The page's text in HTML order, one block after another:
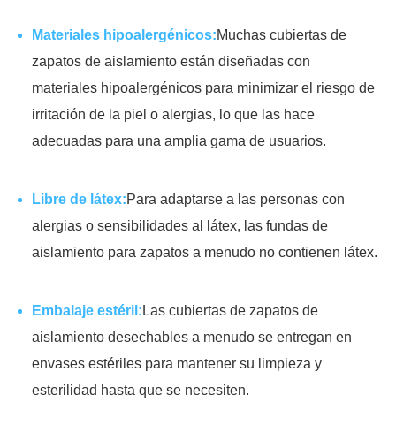
Materiales hipoalergénicos:Muchas cubiertas de
zapatos de aislamiento están diseñadas con
materiales hipoalergénicos para minimizar el riesgo de
irritación de la piel o alergias, lo que las hace
adecuadas para una amplia gama de usuarios.
Libre de látex:Para adaptarse a las personas con
alergias o sensibilidades al látex, las fundas de
aislamiento para zapatos a menudo no contienen látex.
Embalaje estéril: Las cubiertas de zapatos de
aislamiento desechables a menudo se entregan en
envases estériles para mantener su limpieza y
esterilidad hasta que se necesiten.